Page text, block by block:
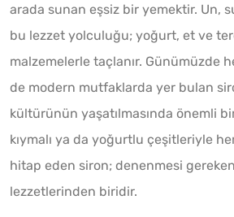
arada sunan eşsiz bir yemektir. Un,
bu lezzet yolculuğu; yoğurt, et ve
malzemelerle taçlanır. Günümüzde
de modern mutfaklarda yer bulan
kültürünün yaşatılmasında önemli
kıymalı ya da yoğurtlu çeşitleriyle
hitap eden siron; denenmesi
lezzetlerinden biridir.